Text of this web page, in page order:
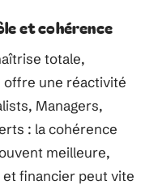
et cohérence
totale,
une réactivité
Managers,
: la cohérence
meilleure,
et financier peut vite